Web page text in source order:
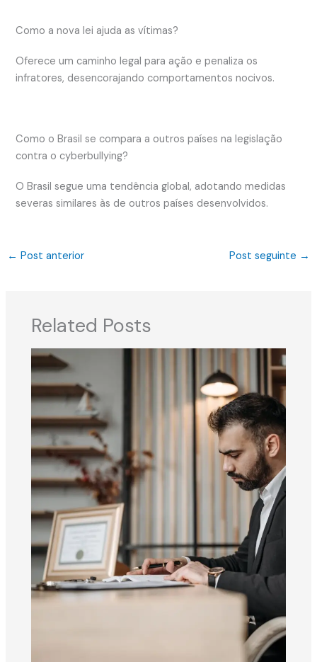
Como a nova lei ajuda as vítimas?
Oferece um caminho legal para ação e penaliza os
infratores, desencorajando comportamentos nocivos.
Como o Brasil se compara a outros países na legislação
contra o cyberbullying?
O Brasil segue uma tendência global, adotando medidas
severas similares às de outros países desenvolvidos.
← Post anterior Post seguinte →
Related Posts